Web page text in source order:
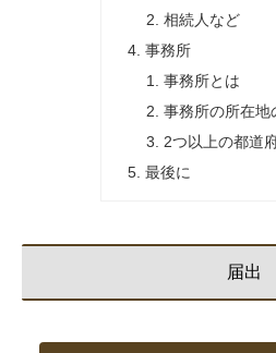
相続人など
事務所
事務所とは
事務所の所在地
2つ以上の都道
最後に
届出